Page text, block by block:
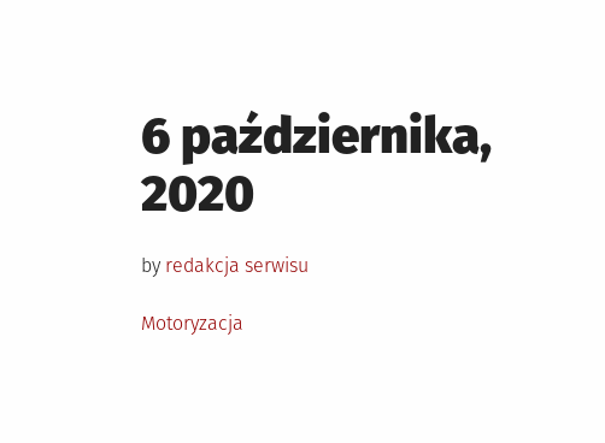
Posted
on
6 października,
2020
by redakcja serwisu
Posted
Motoryzacja